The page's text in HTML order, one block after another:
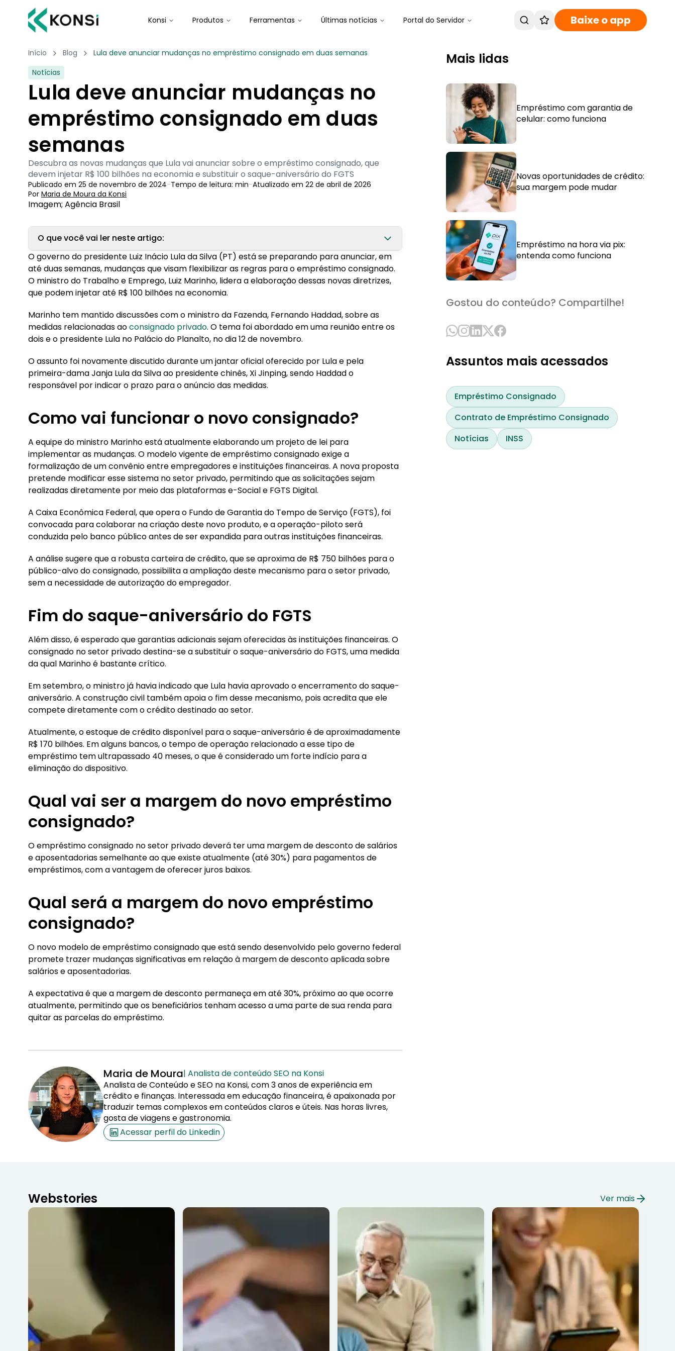
Konsi Produtos Ferramentas Últimas notícias Portal do Servidor Baixe o app
Início Blog
Lula deve anunciar mudanças no empréstimo consignado em duas semanas
Notícias
Lula deve anunciar mudanças no
empréstimo consignado em duas
semanas
Descubra as novas mudanças que Lula vai anunciar sobre o empréstimo consignado, que
devem injetar R$ 100 bilhões na economia e substituir o saque-aniversário do FGTS
Publicado em 25 de novembro de 2024-Tempo de leitura: min-Atualizado em 22 de abril de 2026
Por Maria de Moura da Konsi
Imagem; Agência Brasil
O que você vai ler neste artigo:
1. Como vai funcionar o novo consignado?
2. Fim do saque-aniversário do FGTS
4. Qual será a margem do novo empréstimo consignado?
O governo do presidente Luiz Inácio Lula da Silva (PT) está se preparando para anunciar, em
até duas semanas, mudanças que visam flexibilizar as regras para o empréstimo consignado.
O ministro do Trabalho e Emprego, Luiz Marinho, lidera a elaboração dessas novas diretrizes,
que podem injetar até R$ 100 bilhões na economia.
Marinho tem mantido discussões com o ministro da Fazenda, Fernando Haddad, sobre as
medidas relacionadas aoconsignado privado. O tema foi abordado em uma reunião entre os
dois e o presidente Lula no Palácio do Planalto, no dia 12 de novembro.
O assunto foi novamente discutido durante um jantar oficial oferecido por Lula e pela
primeira-dama Janja Lula da Silva ao presidente chinês, Xi Jinping, sendo Haddad o
responsável por indicar o prazo para o anúncio das medidas.
Como vai funcionar o novo consignado?
A equipe do ministro Marinho está atualmente elaborando um projeto de lei para
implementar as mudanças. O modelo vigente de empréstimo consignado exige a
formalização de um convênio entre empregadores e instituições financeiras. A nova proposta
pretende modificar esse sistema no setor privado, permitindo que as solicitações sejam
realizadas diretamente por meio das plataformas e-Social e FGTS Digital.
A Caixa Econômica Federal, que opera o Fundo de Garantia do Tempo de Serviço (FGTS), foi
convocada para colaborar na criação deste novo produto, e a operação-piloto será
conduzida pelo banco público antes de ser expandida para outras instituições financeiras.
A análise sugere que a robusta carteira de crédito, que se aproxima de R$ 750 bilhões para o
público-alvo do consignado, possibilita a ampliação deste mecanismo para o setor privado,
sem a necessidade de autorização do empregador.
Fim do saque-aniversário do FGTS
Além disso, é esperado que garantias adicionais sejam oferecidas às instituições financeiras. O
consignado no setor privado destina-se a substituir o saque-aniversário do FGTS, uma medida
da qual Marinho é bastante crítico.
Em setembro, o ministro já havia indicado que Lula havia aprovado o encerramento do saque-
aniversário. A construção civil também apoia o fim desse mecanismo, pois acredita que ele
compete diretamente com o crédito destinado ao setor.
Atualmente, o estoque de crédito disponível para o saque-aniversário é de aproximadamente
R$ 170 bilhões. Em alguns bancos, o tempo de operação relacionado a esse tipo de
empréstimo tem ultrapassado 40 meses, o que é considerado um forte indício para a
eliminação do dispositivo.
Qual vai ser a margem do novo empréstimo
consignado?
O empréstimo consignado no setor privado deverá ter uma margem de desconto de salários
e aposentadorias semelhante ao que existe atualmente (até 30%) para pagamentos de
empréstimos, com a vantagem de oferecer juros baixos.
Qual será a margem do novo empréstimo
consignado?
O novo modelo de empréstimo consignado que está sendo desenvolvido pelo governo federal
promete trazer mudanças significativas em relação à margem de desconto aplicada sobre
salários e aposentadorias.
A expectativa é que a margem de desconto permaneça em até 30%, próximo ao que ocorre
atualmente, permitindo que os beneficiários tenham acesso a uma parte de sua renda para
quitar as parcelas do empréstimo.
Maria de Moura| Analista de conteúdo SEO na Konsi
Analista de Conteúdo e SEO na Konsi, com 3 anos de experiência em
crédito e finanças. Interessada em educação financeira, é apaixonada por
traduzir temas complexos em conteúdos claros e úteis. Nas horas livres,
gosta de viagens e gastronomia.
Acessar perfil do Linkedin
Mais lidas
Empréstimo com garantia de
celular: como funciona
Novas oportunidades de crédito:
sua margem pode mudar
Empréstimo na hora via pix:
entenda como funciona
Gostou do conteúdo? Compartilhe!
Assuntos mais acessados
Empréstimo Consignado
Contrato de Empréstimo Consignado
Notícias
INSS
Webstories Ver mais